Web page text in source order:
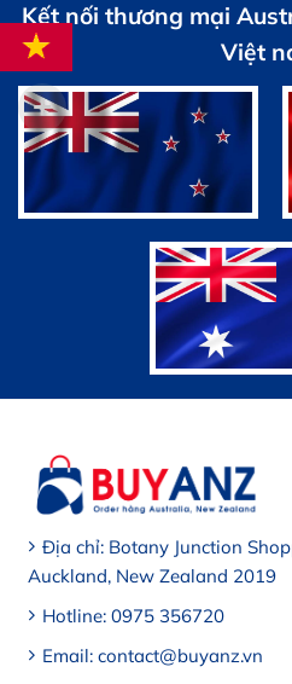
Kết nối thương mại
Việt
Địa chỉ: Botany Junction
Auckland, New Zealand 2019
Hotline: 0975 356720
Email: contact@buyanz.vn